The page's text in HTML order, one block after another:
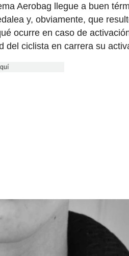
Aerobag llegue a buen
y, obviamente, que
ocurre en caso de
del ciclista en carrera su